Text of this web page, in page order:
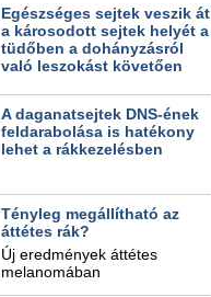
Egészséges sejtek veszik át
a károsodott sejtek helyét a
tüdőben a dohányzásról
való leszokást követően
A daganatsejtek DNS-ének
feldarabolása is hatékony
lehet a rákkezelésben
Tényleg megállítható az
áttétes rák?
Új eredmények áttétes
melanomában